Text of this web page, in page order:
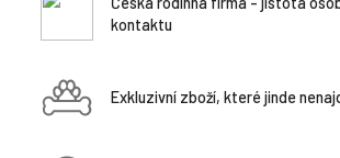
kontaktu
Exkluzivní zboží, které jinde